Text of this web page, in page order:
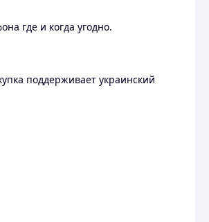
где и когда угодно.
поддерживает украинский